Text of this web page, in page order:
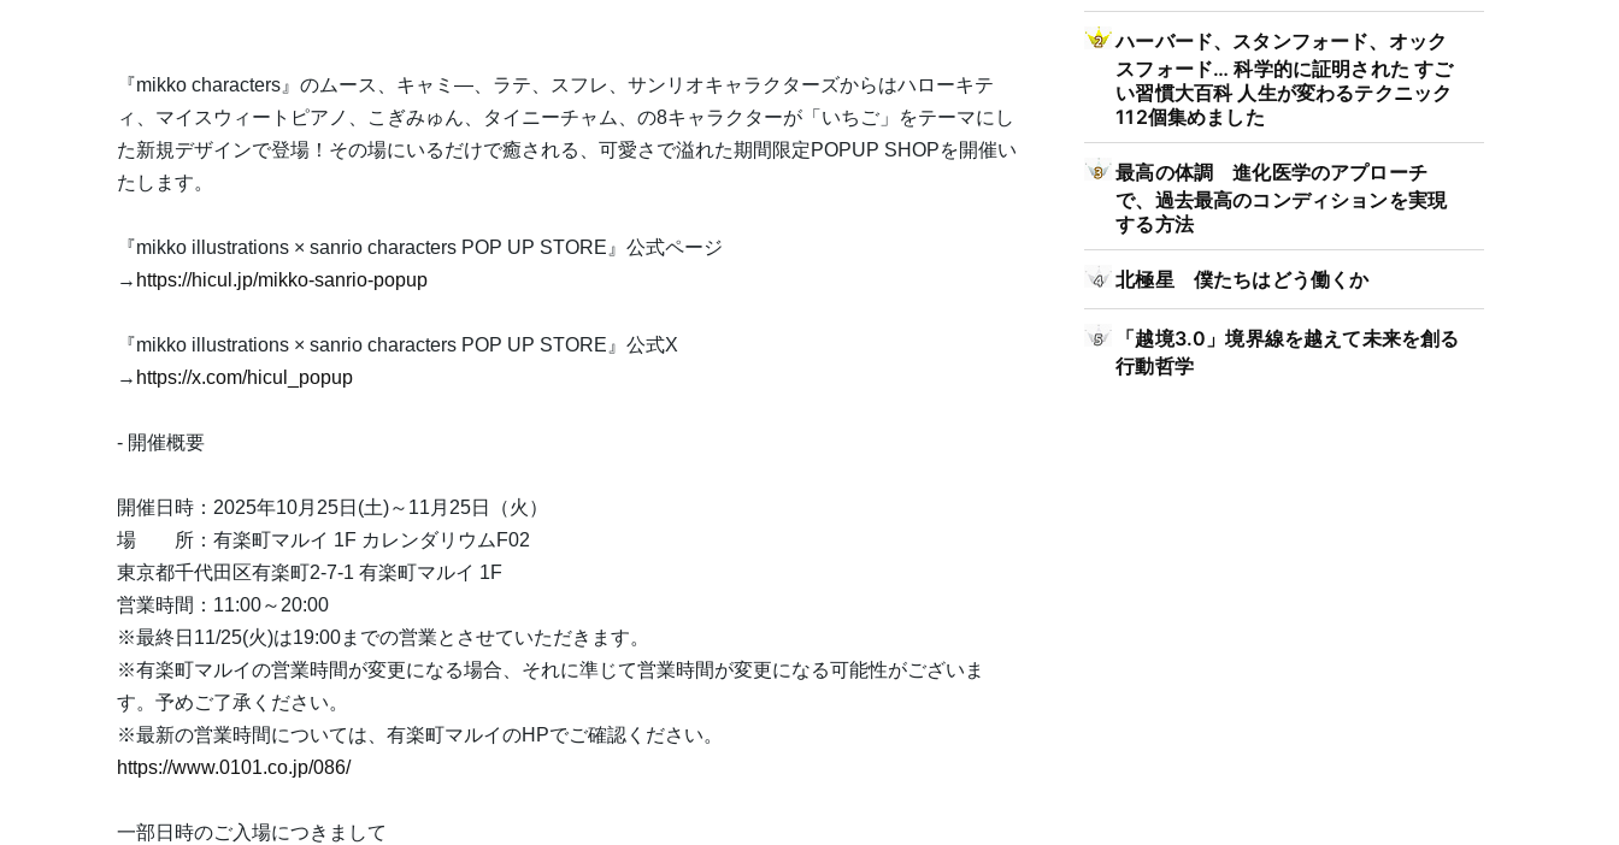
『mikko characters』のムース、キャミ―、ラテ、スフレ、サンリオキャラクターズからはハローキテ
ィ、マイスウィートピアノ、こぎみゅん、タイニーチャム、の8キャラクターが「いちご」をテーマにし
た新規デザインで登場！その場にいるだけで癒される、可愛さで溢れた期間限定POPUP SHOPを開催い
たします。
『mikko illustrations × sanrio characters POP UP STORE』公式ページ
→ https://hicul.jp/mikko-sanrio-popup
『mikko illustrations × sanrio characters POP UP STORE』公式X
→ https://x.com/hicul_popup
- 開催概要
開催日時：2025年10月25日(土)～11月25日（火）
場 所：有楽町マルイ 1F カレンダリウムF02
東京都千代田区有楽町2-7-1 有楽町マルイ 1F
営業時間：11:00～20:00
※最終日11/25(火)は19:00までの営業とさせていただきます。
※有楽町マルイの営業時間が変更になる場合、それに準じて営業時間が変更になる可能性がございま
す。予めご了承ください。
※最新の営業時間については、有楽町マルイのHPでご確認ください。
https://www.0101.co.jp/086/
一部日時のご入場につきまして
ハーバード、スタンフォード、オック
スフォード… 科学的に証明された すご
い習慣大百科 人生が変わるテクニック
112個集めました
最高の体調 進化医学のアプローチ
で、過去最高のコンディションを実現
する方法
北極星 僕たちはどう働くか
「越境3.0」境界線を越えて未来を創る
行動哲学